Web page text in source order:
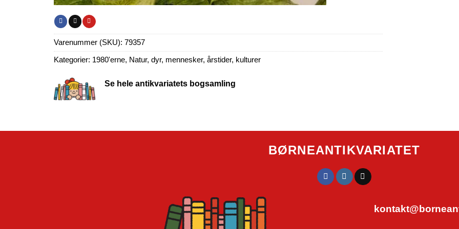
Varenummer (SKU): 79357
Kategorier: 1980'erne, Natur, dyr, mennesker, årstider, kulturer
Se hele antikvariatets bogsamling
BØRNEANTIKVARIATET